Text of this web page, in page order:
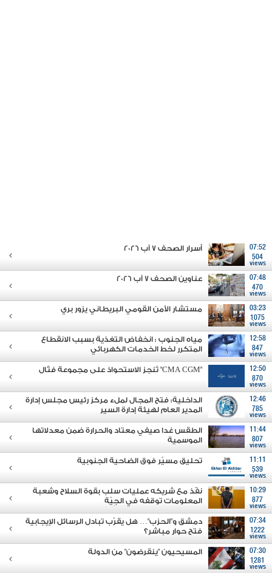
07:52
504
views
أسرار الصحف 7 آب 2026
07:48
470
views
عناوين الصحف 7 آب 2026
03:23
1075
views
مستشار الأمن القومي البريطاني يزور بري
12:58
847
views
مياه الجنوب : انخفاض التغذية بسبب الانقطاع
المتكرر لخط الخدمات الكهربائي
12:50
870
views
"CMA CGM" تُنجز الاستحواذ على مجموعة فتّال
12:46
785
views
الداخلية: فتح المجال لملء مركز رئيس مجلس إدارة
المدير العام لهيئة إدارة السير
11:44
807
views
الطقس غدا صيفي معتاد والحرارة ضمن معدلاتها
الموسمية
11:11
539
views
تحليق مسيّر فوق الضاحية الجنوبية
10:29
877
views
نفّذ مع شريكه عمليات سلب بقوة السلاح وشعبة
المعلومات توقفه في الجِيّة
07:34
1222
views
دمشق و"الحزب"… هل يقرّب تبادل الرسائل الإيجابية
فتح حوار مباشر؟
07:30
1281
views
المسيحيون "ينقرضون" من الدولة